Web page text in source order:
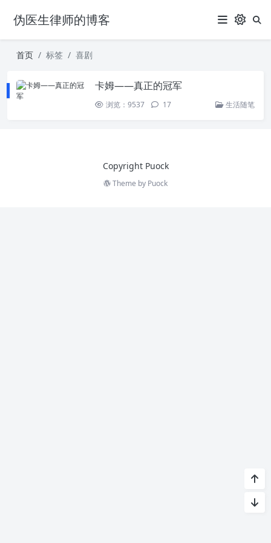
伪医生律师的博客
首页 标签 喜剧
卡姆——真正的冠军
浏览：9537 17 生活随笔
Copyright Puock
Theme by Puock